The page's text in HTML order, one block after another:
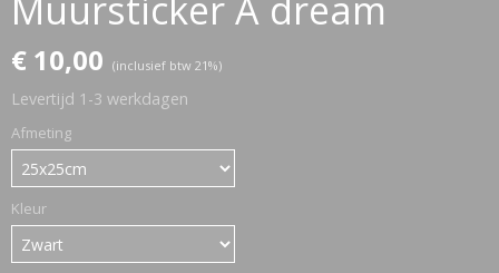
€ 10,00 (inclusief btw 21%)
Levertijd 1-3 werkdagen
Afmeting
Kleur